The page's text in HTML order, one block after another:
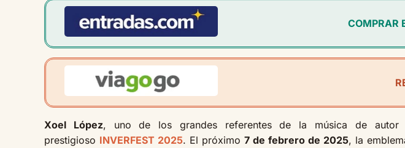
COMPRAR
Xoel López, uno de los grandes referentes de la música de
prestigioso INVERFEST 2025. El próximo 7 de febrero de 2025, la